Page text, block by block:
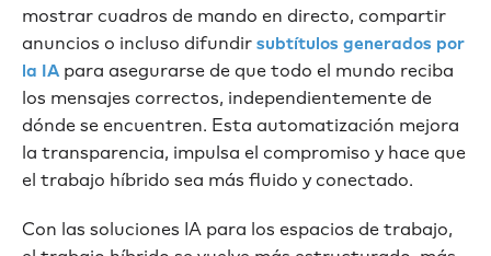
mostrar cuadros de mando en directo, compartir
anuncios o incluso difundir subtítulos generados por
la IA para asegurarse de que todo el mundo reciba
los mensajes correctos, independientemente de
dónde se encuentren. Esta automatización mejora
la transparencia, impulsa el compromiso y hace que
el trabajo híbrido sea más fluido y conectado.
Con las soluciones IA para los espacios de trabajo,